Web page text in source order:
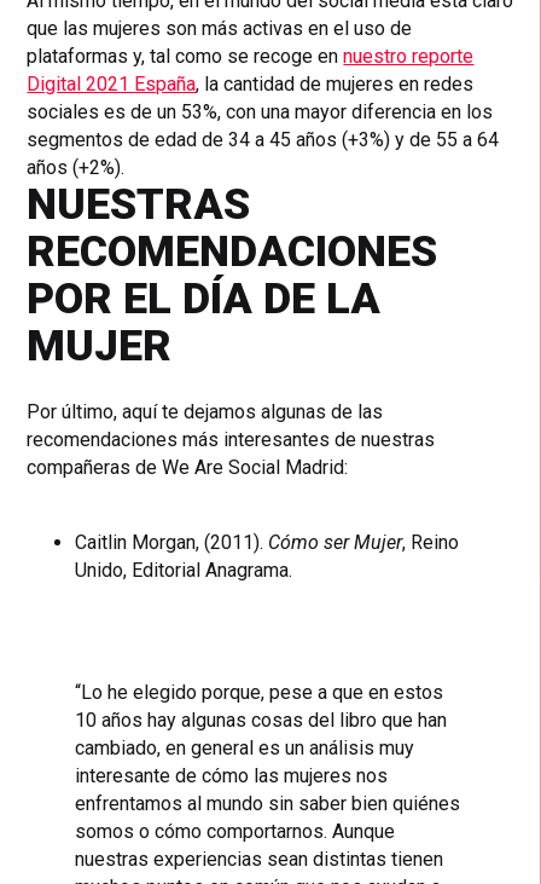
que las mujeres son más activas en el uso de
plataformas y, tal como se recoge ennuestro reporte
Digital 2021 España, la cantidad de mujeres en redes
sociales es de un 53%, con una mayor diferencia en los
segmentos de edad de 34 a 45 años (+3%) y de 55 a 64
años (+2%).
NUESTRAS
RECOMENDACIONES
POR EL DÍA DE LA
MUJER
Por último, aquí te dejamos algunas de las
recomendaciones más interesantes de nuestras
compañeras de We Are Social Madrid:
Caitlin Morgan, (2011). Cómo ser Mujer, Reino
Unido, Editorial Anagrama.
“Lo he elegido porque, pese a que en estos
10 años hay algunas cosas del libro que han
cambiado, en general es un análisis muy
interesante de cómo las mujeres nos
enfrentamos al mundo sin saber bien quiénes
somos o cómo comportarnos. Aunque
nuestras experiencias sean distintas tienen